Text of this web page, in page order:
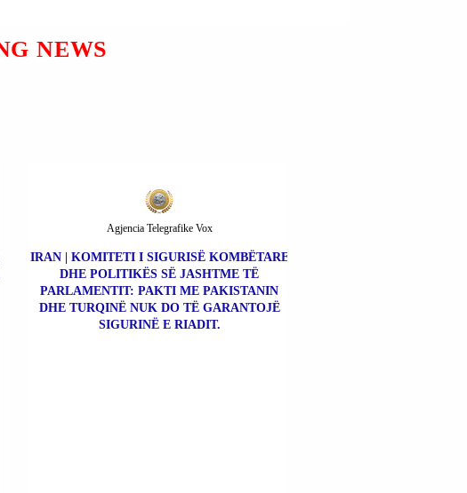
DORËZOHET NË POLICINË
NEWS
IRAN | KOMITETI I SIGURISË KOMBËTARE
DHE POLITIKËS SË JASHTME TË
PARLAMENTIT: PAKTI ME PAKISTANIN
DHE TURQINË NUK DO TË GARANTOJË
SIGURINË E RIADIT.
Agjencia Telegrafike Vox